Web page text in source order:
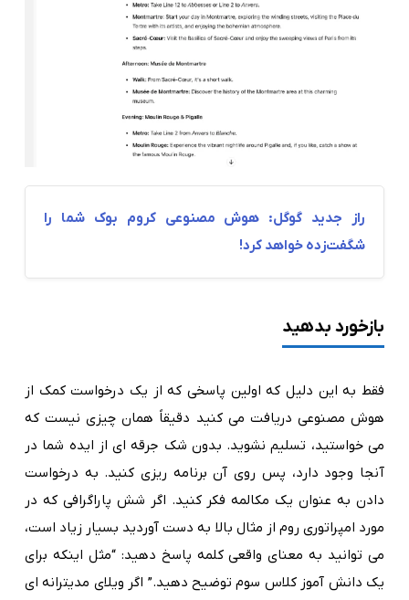
راز جدید گوگل: هوش مصنوعی کروم‌ بوک شما را
شگفت‌زده خواهد کرد!
بازخورد بدهید
فقط به این دلیل که اولین پاسخی که از یک درخواست کمک از
هوش مصنوعی دریافت می کنید دقیقاً همان چیزی نیست که
می خواستید، تسلیم نشوید. بدون شک جرقه ای از ایده شما در
آنجا وجود دارد، پس روی آن برنامه ریزی کنید. به درخواست
دادن به عنوان یک مکالمه فکر کنید. اگر شش پاراگرافی که در
مورد امپراتوری روم از مثال بالا به دست آوردید بسیار زیاد است،
می توانید به معنای واقعی کلمه پاسخ دهید: “مثل اینکه برای
یک دانش آموز کلاس سوم توضیح دهید.” اگر ویلای مدیترانه ای